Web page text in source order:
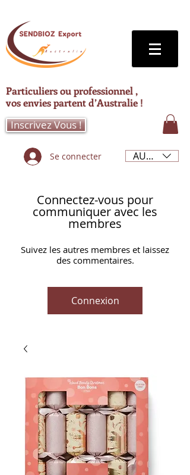
Particuliers ou professionnel ,
vos envies partent d’Australie !
Inscrivez Vous !
Se connecter AUD (AU$)
Connectez-vous pour
communiquer avec les
membres
Suivez les autres membres et laissez
des commentaires.
Connexion